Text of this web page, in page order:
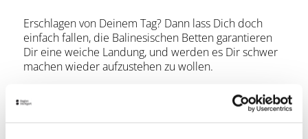
Erschlagen von Deinem Tag? Dann lass Dich doch
einfach fallen, die Balinesischen Betten garantieren
Dir eine weiche Landung, und werden es Dir schwer
machen wieder aufzustehen zu wollen.
Öffnungszeiten